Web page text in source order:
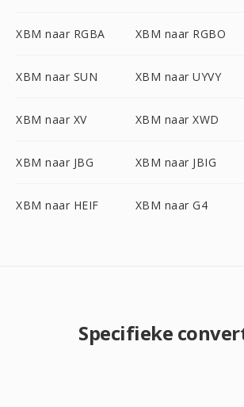
XBM naar RGBA XBM naar RGBO
XBM naar SUN XBM naar UYVY
XBM naar XV XBM naar XWD
XBM naar JBG XBM naar JBIG
XBM naar HEIF XBM naar G4
Specifieke